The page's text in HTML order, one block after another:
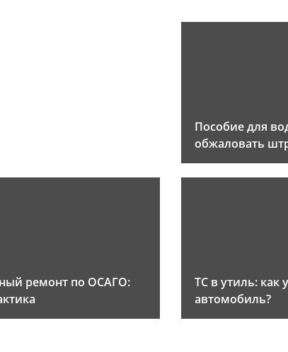
Пособие для
обжаловать
ремонт по ОСАГО:
ТС в утиль: как
автомобиль?